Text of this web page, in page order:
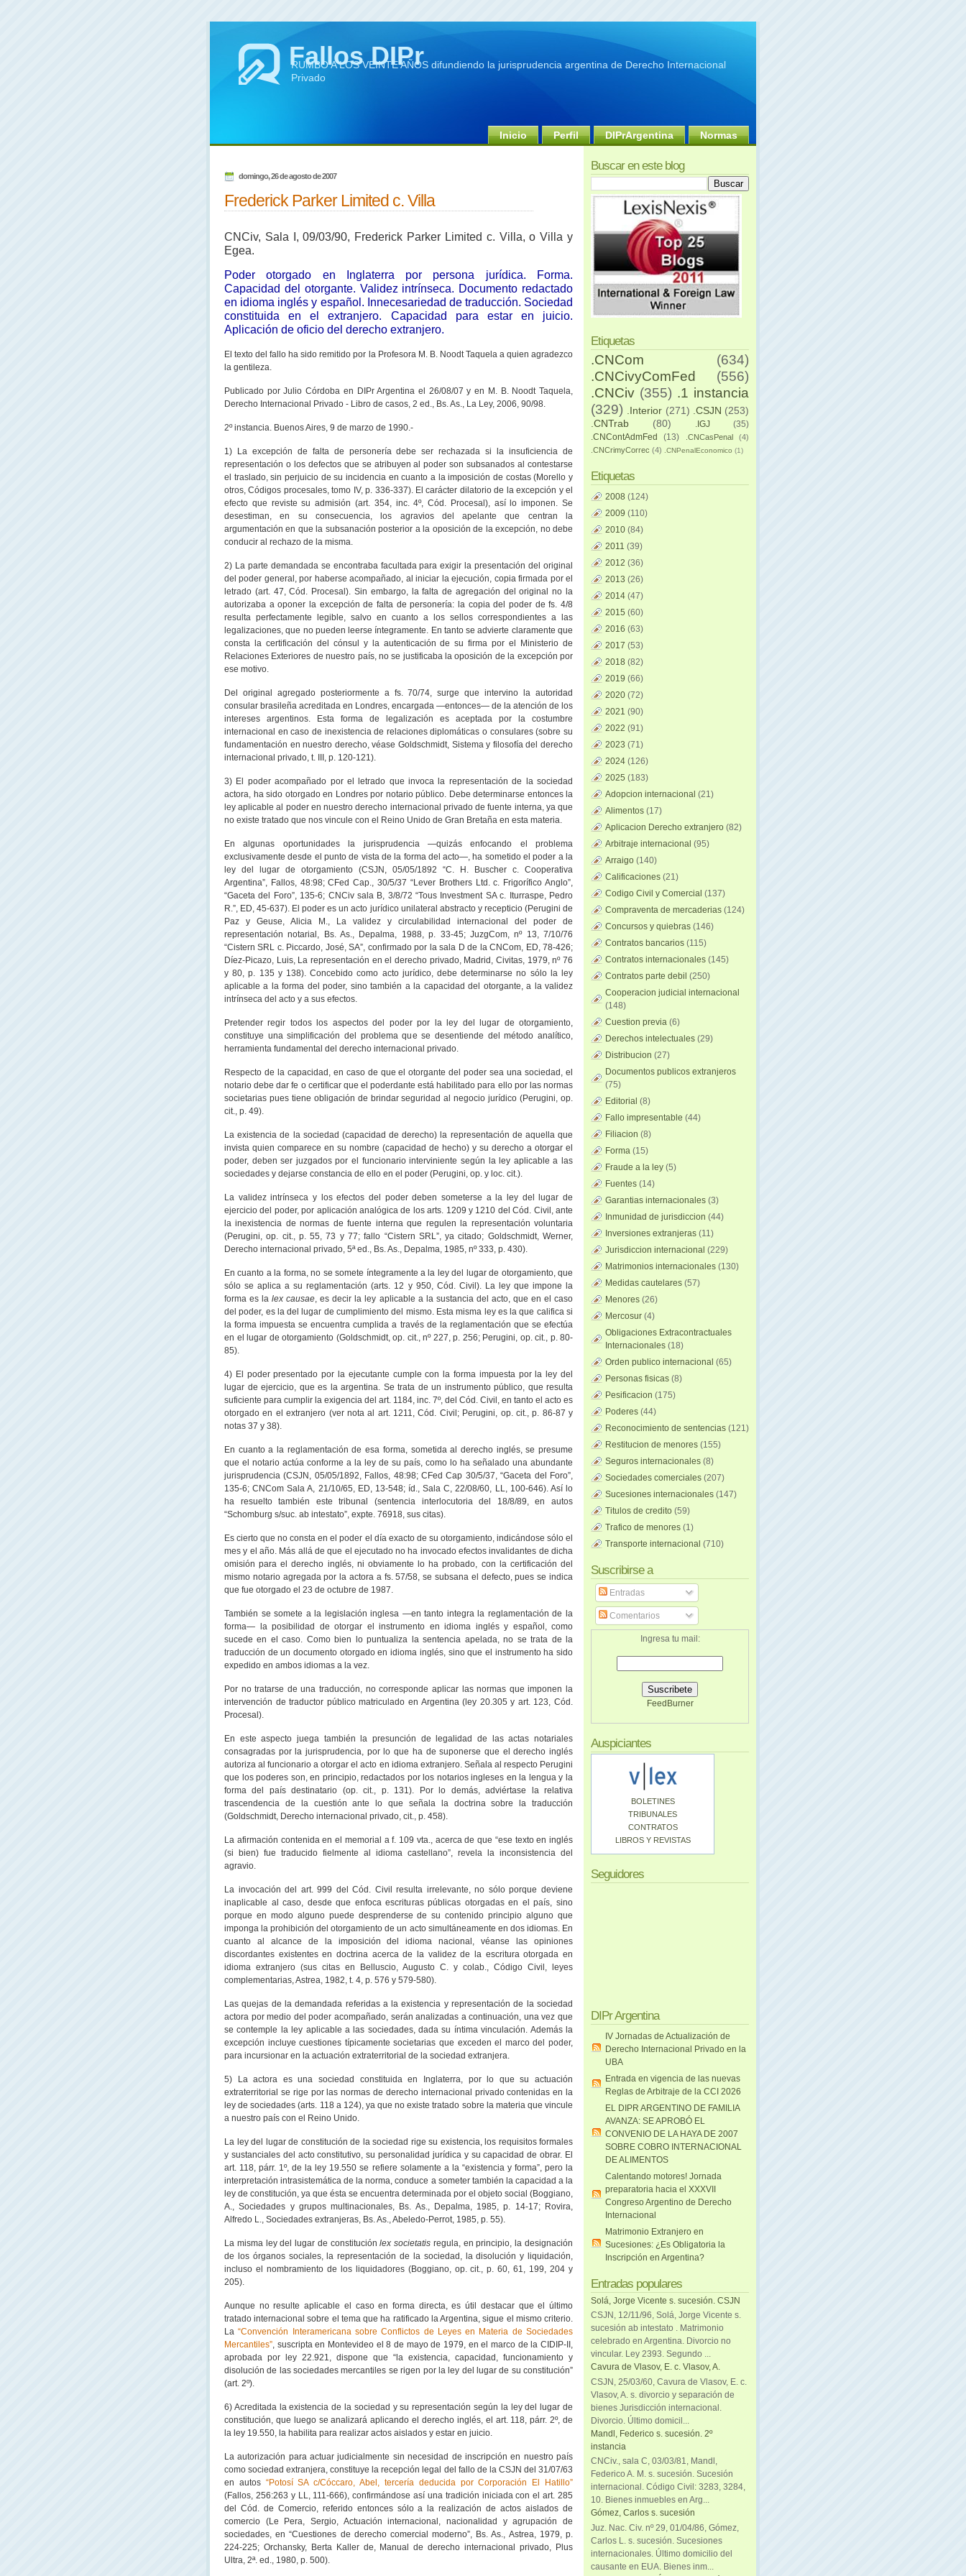
Fallos DIPr
RUMBO A LOS VEINTE AÑOS difundiendo la jurisprudencia argentina de Derecho Internacional
Privado
Inicio Perfil DIPrArgentina Normas
domingo, 26 de agosto de 2007
Frederick Parker Limited c. Villa
CNCiv, Sala I, 09/03/90, Frederick Parker Limited c. Villa, o Villa y
Egea.
Poder otorgado en Inglaterra por persona jurídica. Forma.
Capacidad del otorgante. Validez intrínseca. Documento redactado
en idioma inglés y español. Innecesariedad de traducción. Sociedad
constituida en el extranjero. Capacidad para estar en juicio.
Aplicación de oficio del derecho extranjero.
El texto del fallo ha sido remitido por la Profesora M. B. Noodt Taquela a quien agradezco
la gentileza.
Publicado por Julio Córdoba en DIPr Argentina el 26/08/07 yen M. B. Noodt Taquela,
Derecho Internacional Privado - Libro de casos, 2 ed., Bs. As., La Ley, 2006, 90/98.
2º instancia. Buenos Aires, 9 de marzo de 1990.-
1) La excepción de falta de personería debe ser rechazada si la insuficiencia de
representación o los defectos que se atribuyen al poder son subsanados al contestarse
el traslado, sin perjuicio de su incidencia en cuanto a la imposición de costas (Morello y
otros, Códigos procesales, tomo IV, p. 336-337). El carácter dilatorio de la excepción y el
efecto que reviste su admisión (art. 354, inc. 4º, Cód. Procesal), así lo imponen. Se
desestiman, en su consecuencia, los agravios del apelante que centran la
argumentación en que la subsanación posterior a la oposición de la excepción, no debe
conducir al rechazo de la misma.
2) La parte demandada se encontraba facultada para exigir la presentación del original
del poder general, por haberse acompañado, al iniciar la ejecución, copia firmada por el
letrado (art. 47, Cód. Procesal). Sin embargo, la falta de agregación del original no la
autorizaba a oponer la excepción de falta de personería: la copia del poder de fs. 4/8
resulta perfectamente legible, salvo en cuanto a los sellos correspondientes a las
legalizaciones, que no pueden leerse íntegramente. En tanto se advierte claramente que
consta la certificación del cónsul y la autenticación de su firma por el Ministerio de
Relaciones Exteriores de nuestro país, no se justificaba la oposición de la excepción por
ese motivo.
Del original agregado posteriormente a fs. 70/74, surge que intervino la autoridad
consular brasileña acreditada en Londres, encargada —entonces— de la atención de los
intereses argentinos. Esta forma de legalización es aceptada por la costumbre
internacional en caso de inexistencia de relaciones diplomáticas o consulares (sobre su
fundamentación en nuestro derecho, véase Goldschmidt, Sistema y filosofía del derecho
internacional privado, t. III, p. 120-121).
3) El poder acompañado por el letrado que invoca la representación de la sociedad
actora, ha sido otorgado en Londres por notario público. Debe determinarse entonces la
ley aplicable al poder en nuestro derecho internacional privado de fuente interna, ya que
no existe tratado que nos vincule con el Reino Unido de Gran Bretaña en esta materia.
En algunas oportunidades la jurisprudencia —quizás enfocando el problema
exclusivamente desde el punto de vista de la forma del acto—, ha sometido el poder a la
ley del lugar de otorgamiento (CSJN, 05/05/1892 “C. H. Buscher c. Cooperativa
Argentina”, Fallos, 48:98; CFed Cap., 30/5/37 “Lever Brothers Ltd. c. Frigorífico Anglo”,
“Gaceta del Foro”, 135-6; CNCiv sala B, 3/8/72 “Tous Investment SA c. Iturraspe, Pedro
R.”, ED, 45-637). El poder es un acto jurídico unilateral abstracto y recepticio (Perugini de
Paz y Geuse, Alicia M., La validez y circulabilidad internacional del poder de
representación notarial, Bs. As., Depalma, 1988, p. 33-45; JuzgCom, nº 13, 7/10/76
“Cistern SRL c. Piccardo, José, SA”, confirmado por la sala D de la CNCom, ED, 78-426;
Díez-Picazo, Luis, La representación en el derecho privado, Madrid, Civitas, 1979, nº 76
y 80, p. 135 y 138). Concebido como acto jurídico, debe determinarse no sólo la ley
aplicable a la forma del poder, sino también a la capacidad del otorgante, a la validez
intrínseca del acto y a sus efectos.
Pretender regir todos los aspectos del poder por la ley del lugar de otorgamiento,
constituye una simplificación del problema que se desentiende del método analítico,
herramienta fundamental del derecho internacional privado.
Respecto de la capacidad, en caso de que el otorgante del poder sea una sociedad, el
notario debe dar fe o certificar que el poderdante está habilitado para ello por las normas
societarias pues tiene obligación de brindar seguridad al negocio jurídico (Perugini, op.
cit., p. 49).
La existencia de la sociedad (capacidad de derecho) la representación de aquella que
invista quien comparece en su nombre (capacidad de hecho) y su derecho a otorgar el
poder, deben ser juzgados por el funcionario interviniente según la ley aplicable a las
sociedades y dejarse constancia de ello en el poder (Perugini, op. y loc. cit.).
La validez intrínseca y los efectos del poder deben someterse a la ley del lugar de
ejercicio del poder, por aplicación analógica de los arts. 1209 y 1210 del Cód. Civil, ante
la inexistencia de normas de fuente interna que regulen la representación voluntaria
(Perugini, op. cit., p. 55, 73 y 77; fallo “Cistern SRL”, ya citado; Goldschmidt, Werner,
Derecho internacional privado, 5ª ed., Bs. As., Depalma, 1985, nº 333, p. 430).
En cuanto a la forma, no se somete íntegramente a la ley del lugar de otorgamiento, que
sólo se aplica a su reglamentación (arts. 12 y 950, Cód. Civil). La ley que impone la
forma es lalex causae, es decir la ley aplicable a la sustancia del acto, que en el caso
del poder, es la del lugar de cumplimiento del mismo. Esta misma ley es la que califica si
la forma impuesta se encuentra cumplida a través de la reglamentación que se efectúa
en el lugar de otorgamiento (Goldschmidt, op. cit., nº 227, p. 256; Perugini, op. cit., p. 80-
85).
4) El poder presentado por la ejecutante cumple con la forma impuesta por la ley del
lugar de ejercicio, que es la argentina. Se trata de un instrumento público, que resulta
suficiente para cumplir la exigencia del art. 1184, inc. 7º, del Cód. Civil, en tanto el acto es
otorgado en el extranjero (ver nota al art. 1211, Cód. Civil; Perugini, op. cit., p. 86-87 y
notas 37 y 38).
En cuanto a la reglamentación de esa forma, sometida al derecho inglés, se presume
que el notario actúa conforme a la ley de su país, como lo ha señalado una abundante
jurisprudencia (CSJN, 05/05/1892, Fallos, 48:98; CFed Cap 30/5/37, “Gaceta del Foro”,
135-6; CNCom Sala A, 21/10/65, ED, 13-548; íd., Sala C, 22/08/60, LL, 100-646). Así lo
ha resuelto también este tribunal (sentencia interlocutoria del 18/8/89, en autos
“Schomburg s/suc. ab intestato”, expte. 76918, sus citas).
Es cierto que no consta en el poder el día exacto de su otorgamiento, indicándose sólo el
mes y el año. Más allá de que el ejecutado no ha invocado efectos invalidantes de dicha
omisión para el derecho inglés, ni obviamente lo ha probado, con la certificación del
mismo notario agregada por la actora a fs. 57/58, se subsana el defecto, pues se indica
que fue otorgado el 23 de octubre de 1987.
También se somete a la legislación inglesa —en tanto integra la reglamentación de la
forma— la posibilidad de otorgar el instrumento en idioma inglés y español, como
sucede en el caso. Como bien lo puntualiza la sentencia apelada, no se trata de la
traducción de un documento otorgado en idioma inglés, sino que el instrumento ha sido
expedido en ambos idiomas a la vez.
Por no tratarse de una traducción, no corresponde aplicar las normas que imponen la
intervención de traductor público matriculado en Argentina (ley 20.305 y art. 123, Cód.
Procesal).
En este aspecto juega también la presunción de legalidad de las actas notariales
consagradas por la jurisprudencia, por lo que ha de suponerse que el derecho inglés
autoriza al funcionario a otorgar el acto en idioma extranjero. Señala al respecto Perugini
que los poderes son, en principio, redactados por los notarios ingleses en la lengua y la
forma del país destinatario (op. cit., p. 131). Por lo demás, adviértase la relativa
trascendencia de la cuestión ante lo que señala la doctrina sobre la traducción
(Goldschmidt, Derecho internacional privado, cit., p. 458).
La afirmación contenida en el memorial a f. 109 vta., acerca de que “ese texto en inglés
(si bien) fue traducido fielmente al idioma castellano”, revela la inconsistencia del
agravio.
La invocación del art. 999 del Cód. Civil resulta irrelevante, no sólo porque deviene
inaplicable al caso, desde que enfoca escrituras públicas otorgadas en el país, sino
porque en modo alguno puede desprenderse de su contenido principio alguno que
imponga la prohibición del otorgamiento de un acto simultáneamente en dos idiomas. En
cuanto al alcance de la imposición del idioma nacional, véanse las opiniones
discordantes existentes en doctrina acerca de la validez de la escritura otorgada en
idioma extranjero (sus citas en Belluscio, Augusto C. y colab., Código Civil, leyes
complementarias, Astrea, 1982, t. 4, p. 576 y 579-580).
Las quejas de la demandada referidas a la existencia y representación de la sociedad
actora por medio del poder acompañado, serán analizadas a continuación, una vez que
se contemple la ley aplicable a las sociedades, dada su íntima vinculación. Además la
excepción incluye cuestiones típicamente societarias que exceden el marco del poder,
para incursionar en la actuación extraterritorial de la sociedad extranjera.
5) La actora es una sociedad constituida en Inglaterra, por lo que su actuación
extraterritorial se rige por las normas de derecho internacional privado contenidas en la
ley de sociedades (arts. 118 a124), ya que no existe tratado sobre la materia que vincule
a nuestro país con el Reino Unido.
La ley del lugar de constitución de la sociedad rige su existencia, los requisitos formales
y sustanciales del acto constitutivo, su personalidad jurídica y su capacidad de obrar. El
art. 118, párr. 1º, de la ley 19.550 se refiere solamente a la “existencia y forma”, pero la
interpretación intrasistemática de la norma, conduce a someter también la capacidad a la
ley de constitución, ya que ésta se encuentra determinada por el objeto social (Boggiano,
A., Sociedades y grupos multinacionales, Bs. As., Depalma, 1985, p. 14-17; Rovira,
Alfredo L., Sociedades extranjeras, Bs. As., Abeledo-Perrot, 1985, p. 55).
La misma ley del lugar de constituciónlex societatis regula, en principio, la designación
de los órganos sociales, la representación de la sociedad, la disolución y liquidación,
incluso el nombramiento de los liquidadores (Boggiano, op. cit., p. 60, 61, 199, 204 y
205).
Aunque no resulte aplicable el caso en forma directa, es útil destacar que el último
tratado internacional sobre el tema que ha ratificado la Argentina, sigue el mismo criterio.
La“Convención Interamericana sobre Conflictos de Leyes en Materia de Sociedades
Mercantiles”, suscripta en Montevideo el 8 de mayo de 1979, en el marco de la CIDIP-II ,
aprobada por ley 22.921, dispone que “la existencia, capacidad, funcionamiento y
disolución de las sociedades mercantiles se rigen por la ley del lugar de su constitución”
(art. 2º).
6) Acreditada la existencia de la sociedad y su representación según la ley del lugar de
constitución, que luego se analizará aplicando el derecho inglés, el art. 118, párr. 2º, de
la ley 19.550, la habilita para realizar actos aislados y estar en juicio.
La autorización para actuar judicialmente sin necesidad de inscripción en nuestro país
como sociedad extranjera, constituye la recepción legal del fallo de la CSJN del 31/07/63
en autos “Potosí SA c/Cóccaro, Abel, tercería deducida por Corporación El Hatillo”
(Fallos, 256:263 y LL, 111-666), confirmándose así una tradición iniciada con el art. 285
del Cód. de Comercio, referido entonces sólo a la realización de actos aislados de
comercio (Le Pera, Sergio, Actuación internacional, nacionalidad y agrupación de
sociedades, en “Cuestiones de derecho comercial moderno”, Bs. As., Astrea, 1979, p.
224-225; Orchansky, Berta Kaller de, Manual de derecho internacional privado, Plus
Ultra, 2ª. ed., 1980, p. 500).
Buscar en este blog
Etiquetas
.CNCom
(634)
.CNCivyComFed
(556)
.CNCiv (355) .1 instancia
(329)
.Interior (271) .CSJN (253)
.CNTrab
(80) .IGJ
(35)
.CNContAdmFed
(13) .CNCasPenal
(4)
.CNCrimyCorrec (4) .CNPenalEconomico (1)
Etiquetas
2008 (124)
2009 (110)
2010 (84)
2011 (39)
2012 (36)
2013 (26)
2014 (47)
2015 (60)
2016 (63)
2017 (53)
2018 (82)
2019 (66)
2020 (72)
2021 (90)
2022 (91)
2023 (71)
2024 (126)
2025 (183)
Adopcion internacional (21)
Alimentos (17)
Aplicacion Derecho extranjero (82)
Arbitraje internacional (95)
Arraigo (140)
Calificaciones (21)
Codigo Civil y Comercial (137)
Compraventa de mercaderias (124)
Concursos y quiebras (146)
Contratos bancarios (115)
Contratos internacionales (145)
Contratos parte debil (250)
Cooperacion judicial internacional
(148)
Cuestion previa (6)
Derechos intelectuales (29)
Distribucion (27)
Documentos publicos extranjeros
(75)
Editorial (8)
Fallo impresentable (44)
Filiacion (8)
Forma (15)
Fraude a la ley (5)
Fuentes (14)
Garantias internacionales (3)
Inmunidad de jurisdiccion (44)
Inversiones extranjeras (11)
Jurisdiccion internacional (229)
Matrimonios internacionales (130)
Medidas cautelares (57)
Menores (26)
Mercosur (4)
Obligaciones Extracontractuales
Internacionales (18)
Orden publico internacional (65)
Personas fisicas (8)
Pesificacion (175)
Poderes (44)
Reconocimiento de sentencias (121)
Restitucion de menores (155)
Seguros internacionales (8)
Sociedades comerciales (207)
Sucesiones internacionales (147)
Titulos de credito (59)
Trafico de menores (1)
Transporte internacional (710)
Suscribirse a
Entradas
Comentarios
Ingresa tu mail:
FeedBurner
Auspiciantes
BOLETINES
TRIBUNALES
CONTRATOS
LIBROS Y REVISTAS
Seguidores
DIPr Argentina
IV Jornadas de Actualización de
Derecho Internacional Privado en la
UBA
Entrada en vigencia de las nuevas
Reglas de Arbitraje de la CCI 2026
EL DIPR ARGENTINO DE FAMILIA
AVANZA: SE APROBÓ EL
CONVENIO DE LA HAYA DE 2007
SOBRE COBRO INTERNACIONAL
DE ALIMENTOS
Calentando motores! Jornada
preparatoria hacia el XXXVII
Congreso Argentino de Derecho
Internacional
Matrimonio Extranjero en
Sucesiones: ¿Es Obligatoria la
Inscripción en Argentina?
Entradas populares
Solá, Jorge Vicente s. sucesión. CSJN
CSJN, 12/11/96, Solá, Jorge Vicente s.
sucesión ab intestato . Matrimonio
celebrado en Argentina. Divorcio no
vincular. Ley 2393. Segundo ...
Cavura de Vlasov, E. c. Vlasov, A.
CSJN, 25/03/60, Cavura de Vlasov, E. c.
Vlasov, A. s. divorcio y separación de
bienes Jurisdicción internacional.
Divorcio. Último domicil...
Mandl, Federico s. sucesión. 2º
instancia
CNCiv., sala C, 03/03/81, Mandl,
Federico A. M. s. sucesión. Sucesión
internacional. Código Civil: 3283, 3284,
10. Bienes inmuebles en Arg...
Gómez, Carlos s. sucesión
Juz. Nac. Civ. nº 29, 01/04/86, Gómez,
Carlos L. s. sucesión. Sucesiones
internacionales. Último domicilio del
causante en EUA. Bienes inm...